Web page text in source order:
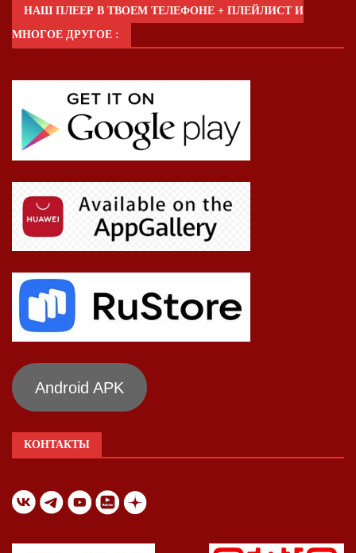
НАШ ПЛЕЕР В ТВОЕМ ТЕЛЕФОНЕ + ПЛЕЙЛИСТ И
МНОГОЕ ДРУГОЕ :
Android APK
КОНТАКТЫ